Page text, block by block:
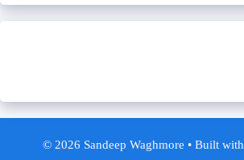
© 2026 Sandeep Waghmore • Built with